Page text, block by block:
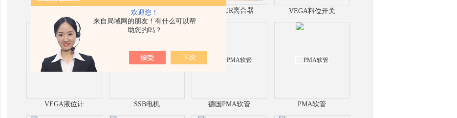
欢迎您！
来自局域网的朋友！有什么可以帮
助您的吗？
柱导轨
轨
WARNER离合器 VEGA料位开关
VEGA液位计 SSB电机 德国PMA软管 PMA软管